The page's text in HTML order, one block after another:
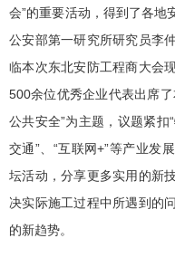
会”的重要活动，得到了各地
公安部第一研究所研究员李
临本次东北安防工程商大会
500余位优秀企业代表出席
公共安全”为主题，议题紧扣
交通”、“互联网+”等产业发
坛活动，分享更多实用的新
决实际施工过程中所遇到的
的新趋势。